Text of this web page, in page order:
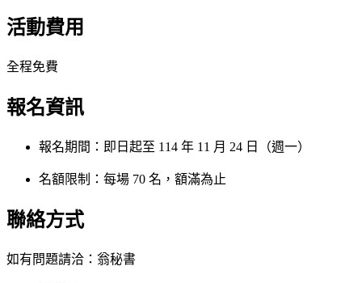
活動費用
全程免費
報名資訊
報名期間：即日起至 114 年 11 月 24 日（週一）
名額限制：每場 70 名，額滿為止
聯絡方式
如有問題請洽：翁秘書